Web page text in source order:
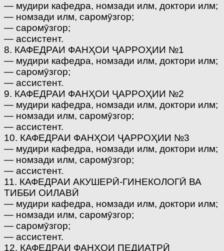
— мудири кафедра, номзади илм, доктори илм;
— номзади илм, саромӯзгор;
— саромӯзгор;
— ассистент.
8. КАФЕДРАИ ФАНҲОИ ҶАРРОҲИИ №1
— мудири кафедра, номзади илм, доктори илм;
— саромӯзгор;
— ассистент.
9. КАФЕДРАИ ФАНҲОИ ҶАРРОҲИИ №2
— мудири кафедра, номзади илм, доктори илм;
— номзади илм, саромӯзгор;
— ассистент.
10. КАФЕДРАИ ФАНҲОИ ҶАРРОҲИИ №3
— мудири кафедра, номзади илм, доктори илм;
— номзади илм, саромӯзгор;
— ассистент.
11. КАФЕДРАИ АКУШЕРӢ-ГИНЕКОЛОГӢ ВА
ТИББИ ОИЛАВӢ
— мудири кафедра, номзади илм, доктори илм;
— номзади илм, саромӯзгор;
— саромӯзгор;
— ассистент.
12. КАФЕДРАИ ФАНҲОИ ПЕДИАТРӢ